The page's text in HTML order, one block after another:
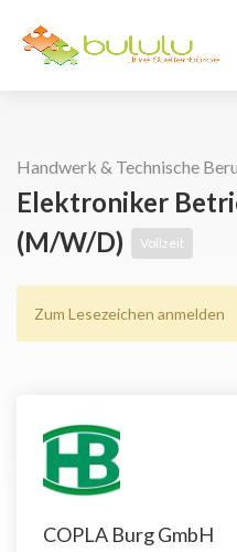
Handwerk & Technische
Elektroniker
(m/w/d)
Vollzeit
Zum Lesezeichen anmelden
COPLA Burg GmbH